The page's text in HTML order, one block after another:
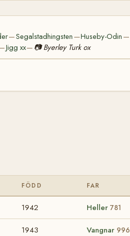
—Segalstadhingsten —Huseby-Odin —
Jigg xx— 📷 Byerley Turk ox
FÖDD FAR
1942 Heller 781
1943 Vangnar 996